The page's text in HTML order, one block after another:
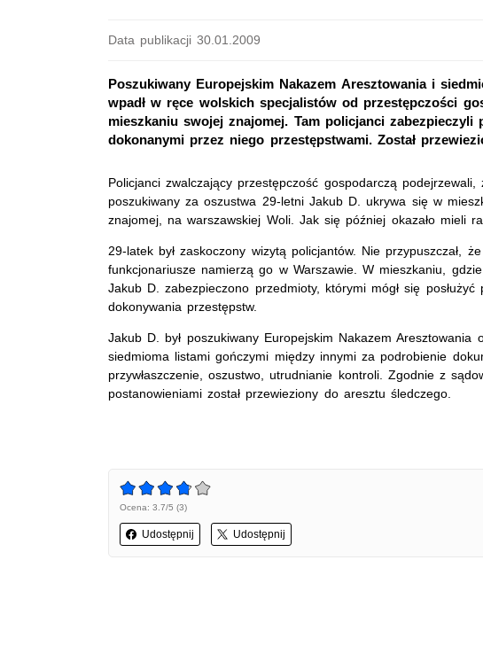
Data publikacji 30.01.2009
Poszukiwany Europejskim Nakazem Aresztowania i
wpadł w ręce wolskich specjalistów od przestępczości
mieszkaniu swojej znajomej. Tam policjanci
dokonanymi przez niego przestępstwami. Został
Policjanci zwalczający przestępczość gospodarczą podejrzewali,
poszukiwany za oszustwa 29-letni Jakub D. ukrywa się w
znajomej, na warszawskiej Woli. Jak się później okazało mieli
29-latek był zaskoczony wizytą policjantów. Nie przypuszczał, że
funkcjonariusze namierzą go w Warszawie. W mieszkaniu, gdzie
Jakub D. zabezpieczono przedmioty, którymi mógł się posłużyć
dokonywania przestępstw.
Jakub D. był poszukiwany Europejskim Nakazem Aresztowania
siedmioma listami gończymi między innymi za podrobienie
przywłaszczenie, oszustwo, utrudnianie kontroli. Zgodnie z
postanowieniami został przewieziony do aresztu śledczego.
Ocena: 3.7/5 (3)
Udostępnij Udostępnij